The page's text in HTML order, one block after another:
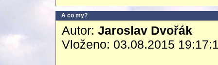
A co my?
Autor: Jaroslav Dvořák
Vloženo: 03.08.2015